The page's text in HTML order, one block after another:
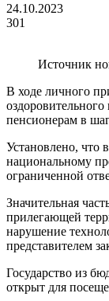
24.10.2023
301
Источник
В ходе личного
пенсионерам в
Установлено, что
национальному
ограниченной
Значительная
прилегающей
нарушение
представителем
Государство из
открыт для